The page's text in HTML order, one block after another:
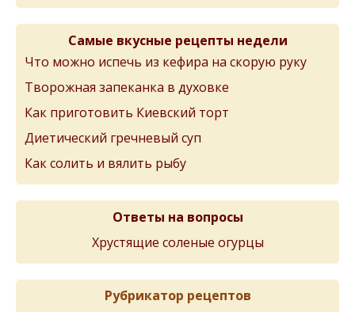
Самые вкусные рецепты недели
Что можно испечь из кефира на скорую руку
Творожная запеканка в духовке
Как приготовить Киевский торт
Диетический гречневый суп
Как солить и вялить рыбу
Ответы на вопросы
Хрустящие соленые огурцы
Рубрикатор рецептов